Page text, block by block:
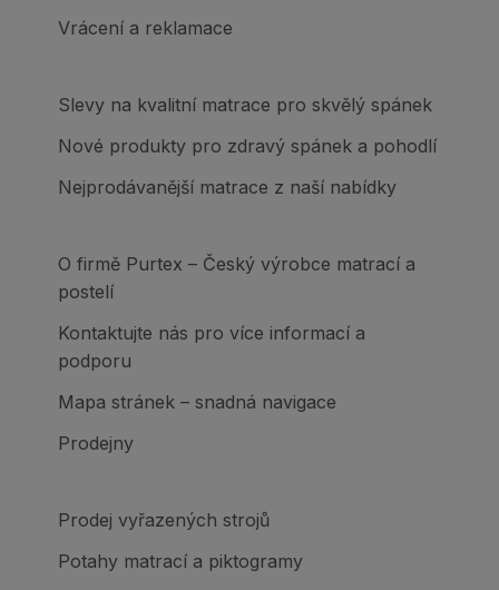
Vrácení a reklamace
Slevy na kvalitní matrace pro skvělý spánek
Nové produkty pro zdravý spánek a pohodlí
Nejprodávanější matrace z naší nabídky
O firmě Purtex – Český výrobce matrací a
postelí
Kontaktujte nás pro více informací a
podporu
Mapa stránek – snadná navigace
Prodejny
Prodej vyřazených strojů
Potahy matrací a piktogramy